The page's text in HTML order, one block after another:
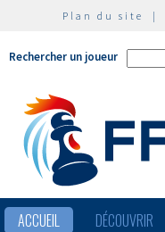
Plan du site |
Rechercher un joueur
ACCUEIL DÉCOUVRIR